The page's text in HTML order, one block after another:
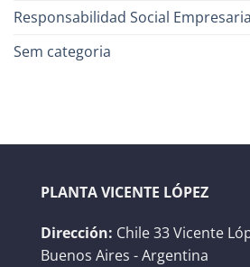
Responsabilidad Social Empresaria
Sem categoria
PLANTA VICENTE LÓPEZ
Dirección: Chile 33 Vicente
Buenos Aires - Argentina